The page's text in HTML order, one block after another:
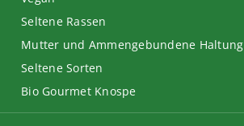
Seltene Rassen
Mutter und Ammengebundene Haltung
Seltene Sorten
Bio Gourmet Knospe